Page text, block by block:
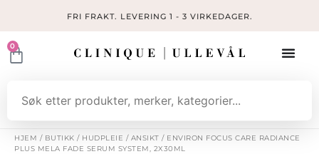
FRI FRAKT. LEVERING 1 - 3 VIRKEDAGER.
0
HJEM / BUTIKK / HUDPLEIE / ANSIKT / ENVIRON FOCUS CARE RADIANCE
PLUS MELA FADE SERUM SYSTEM, 2X30ML